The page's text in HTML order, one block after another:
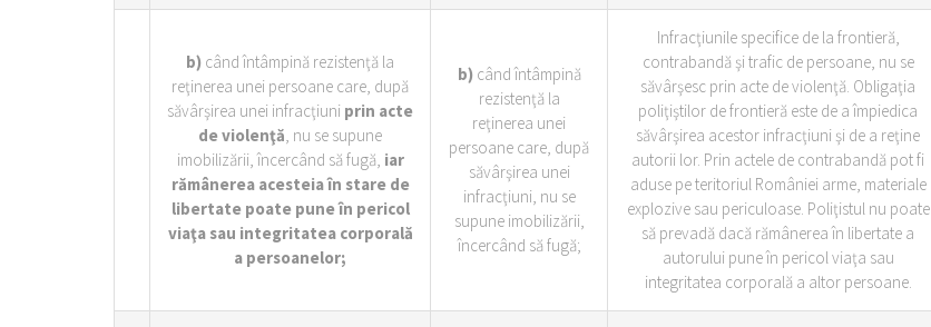
b) când întâmpină rezistenţă la
reţinerea unei persoane care, după
săvârşirea unei infracţiuni prin acte
de violenţă, nu se supune
imobilizării, încercând să fugă, iar
rămânerea acesteia în stare de
libertate poate pune în pericol
viaţa sau integritatea corporală
a persoanelor;
b)când întâmpină
rezistenţă la
reţinerea unei
persoane care, după
săvârşirea unei
infracţiuni, nu se
supune imobilizării,
încercând să fugă;
Infracţiunile specifice de la frontieră,
contrabandă şi trafic de persoane, nu se
săvârşesc prin acte de violenţă. Obligaţia
poliţiştilor de frontieră este de a împiedica
săvârşirea acestor infracţiuni şi de a reţine
autorii lor. Prin actele de contrabandă pot fi
aduse pe teritoriul României arme, materiale
explozive sau periculoase. Poliţistul nu poate
să prevadă dacă rămânerea în libertate a
autorului pune în pericol viaţa sau
integritatea corporală a altor persoane.